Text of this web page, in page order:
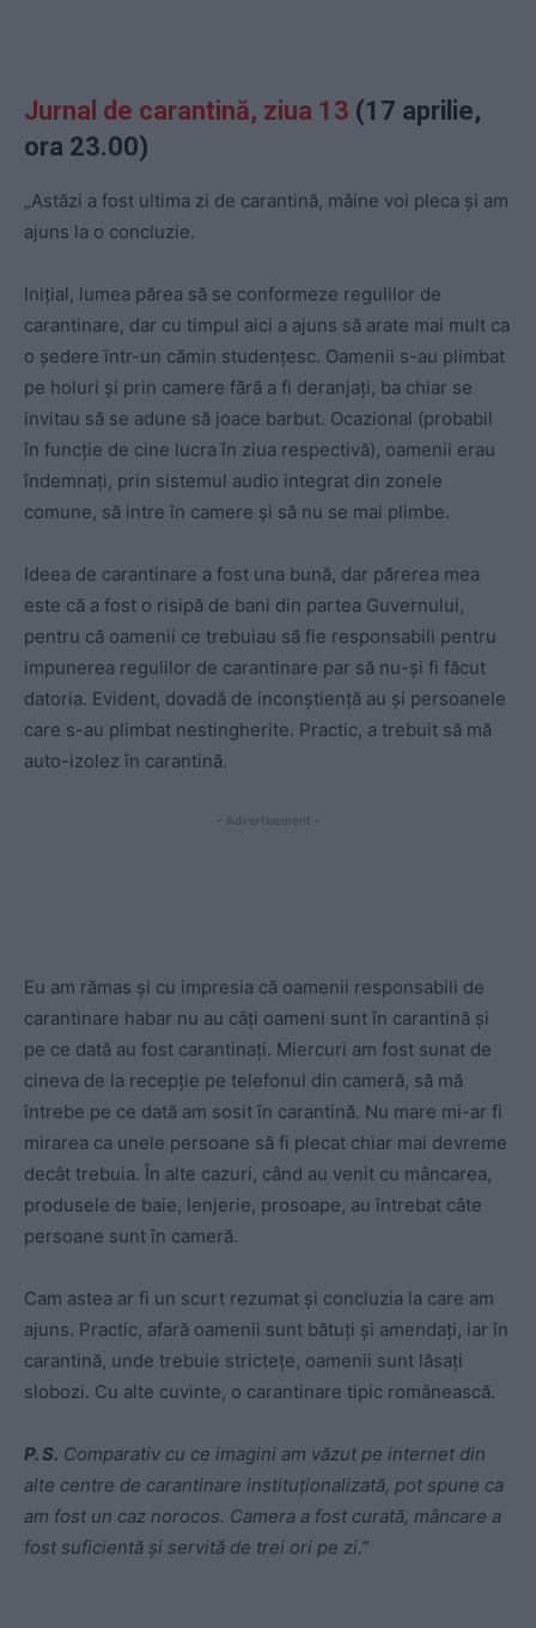
Jurnal de carantină, ziua 13 (17 aprilie,
ora 23.00)
„Astăzi a fost ultima zi de carantină, mâine voi pleca și am
ajuns la o concluzie.
Inițial, lumea părea să se conformeze regulilor de
carantinare, dar cu timpul aici a ajuns să arate mai mult ca
o ședere într-un cămin studențesc. Oamenii s-au plimbat
pe holuri și prin camere fără a fi deranjați, ba chiar se
invitau să se adune să joace barbut. Ocazional (probabil
în funcție de cine lucra în ziua respectivă), oamenii erau
îndemnați, prin sistemul audio integrat din zonele
comune, să intre în camere și să nu se mai plimbe.
Ideea de carantinare a fost una bună, dar părerea mea
este că a fost o risipă de bani din partea Guvernului,
pentru că oamenii ce trebuiau să fie responsabili pentru
impunerea regulilor de carantinare par să nu-și fi făcut
datoria. Evident, dovadă de inconștiență au și persoanele
care s-au plimbat nestingherite. Practic, a trebuit să mă
auto-izolez în carantină.
- Advertisement -
Eu am rămas și cu impresia că oamenii responsabili de
carantinare habar nu au câți oameni sunt în carantină și
pe ce dată au fost carantinați. Miercuri am fost sunat de
cineva de la recepție pe telefonul din cameră, să mă
întrebe pe ce dată am sosit în carantină. Nu mare mi-ar fi
mirarea ca unele persoane să fi plecat chiar mai devreme
decât trebuia. În alte cazuri, când au venit cu mâncarea,
produsele de baie, lenjerie, prosoape, au întrebat câte
persoane sunt în cameră.
Cam astea ar fi un scurt rezumat și concluzia la care am
ajuns. Practic, afară oamenii sunt bătuți și amendați, iar în
carantină, unde trebuie strictețe, oamenii sunt lăsați
slobozi. Cu alte cuvinte, o carantinare tipic românească.
P. S. Comparativ cu ce imagini am văzut pe internet din
alte centre de carantinare instituționalizată, pot spune ca
am fost un caz norocos. Camera a fost curată, mâncare a
fost suficientă și servită de trei ori pe zi.”